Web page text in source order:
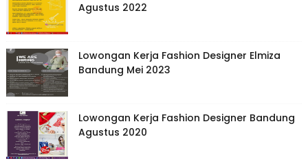
Agustus 2022
Lowongan Kerja Fashion Designer Elmiza
Bandung Mei 2023
Lowongan Kerja Fashion Designer Bandung
Agustus 2020